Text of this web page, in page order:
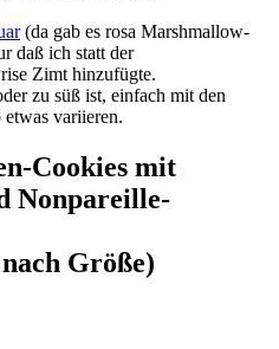
(da gab es rosa Marshmallow-
daß ich statt der
Zimt hinzufügte.
zu süß ist, einfach mit den
variieren.
Cookies mit
Nonpareille-
Größe)